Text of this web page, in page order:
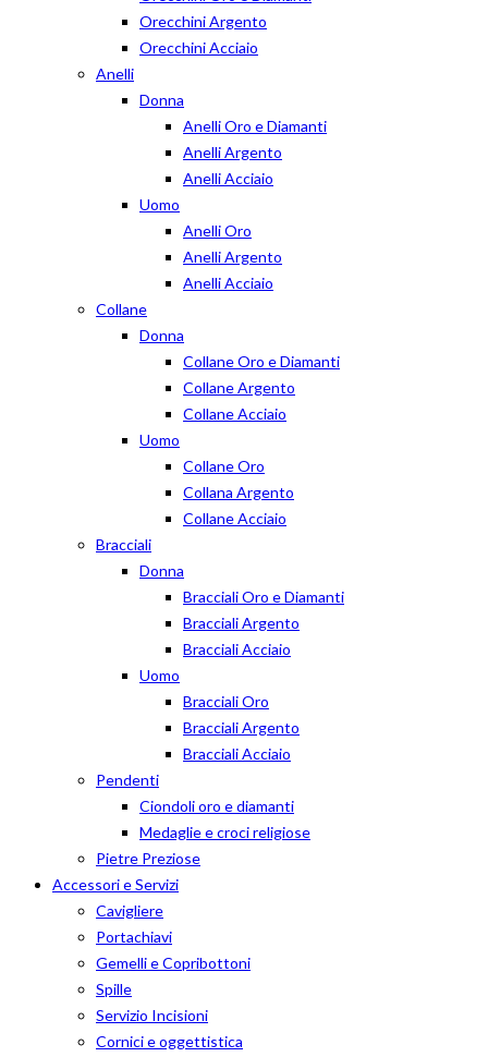
Orecchini Argento
Orecchini Acciaio
Anelli
Donna
Anelli Oro e Diamanti
Anelli Argento
Anelli Acciaio
Uomo
Anelli Oro
Anelli Argento
Anelli Acciaio
Collane
Donna
Collane Oro e Diamanti
Collane Argento
Collane Acciaio
Uomo
Collane Oro
Collana Argento
Collane Acciaio
Bracciali
Donna
Bracciali Oro e Diamanti
Bracciali Argento
Bracciali Acciaio
Uomo
Bracciali Oro
Bracciali Argento
Bracciali Acciaio
Pendenti
Ciondoli oro e diamanti
Medaglie e croci religiose
Pietre Preziose
Accessori e Servizi
Cavigliere
Portachiavi
Gemelli e Copribottoni
Spille
Servizio Incisioni
Cornici e oggettistica